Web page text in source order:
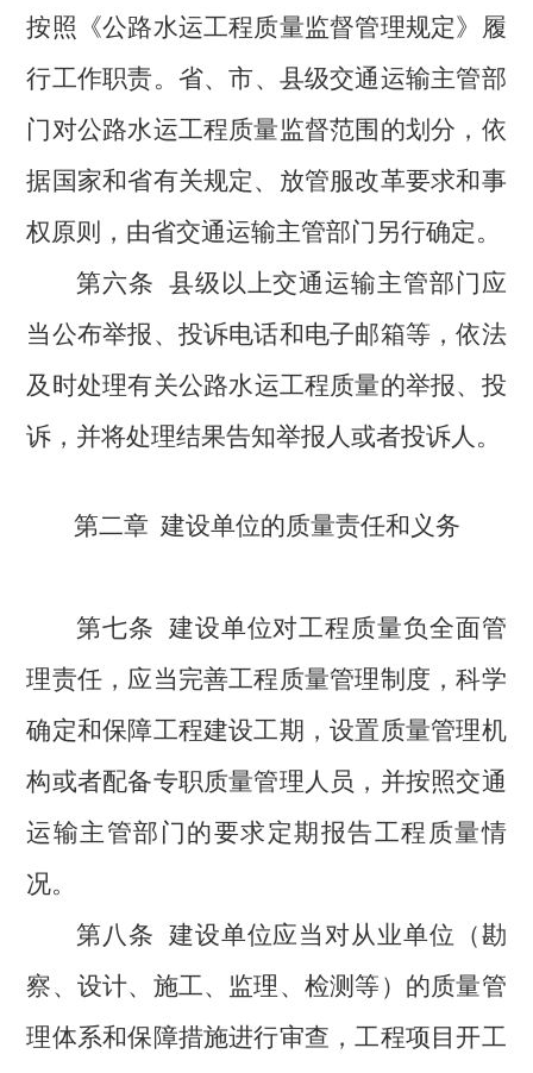
按照《公路水运工程质量监督管理规定》履
行工作职责。省、市、县级交通运输主管部
门对公路水运工程质量监督范围的划分，依
据国家和省有关规定、放管服改革要求和事
权原则 ，由省交通运输主管部门另行确定。
第六条 县级以上交通运输主管部门应
当公布举报、投诉电话和电子邮箱等，依法
及时处理有关公路水运工程质量的举报、投
诉，并将处理结果告知举报人或者投诉人。
第二章 建设单位的质量责任和义务
第七条 建设单位对工程质量负全面管
理责任，应当完善工程质量管理制度，科学
确定和保障工程建设工期，设置质量管理机
构或者配备专职质量管理人员，并按照交通
运输主管部门的要求定期报告工程质量情
况。
第八条 建设单位应当对从业单位（勘
察、设计、施工、监理、检测等）的质量管
理体系和保障措施进行审查，工程项目开工